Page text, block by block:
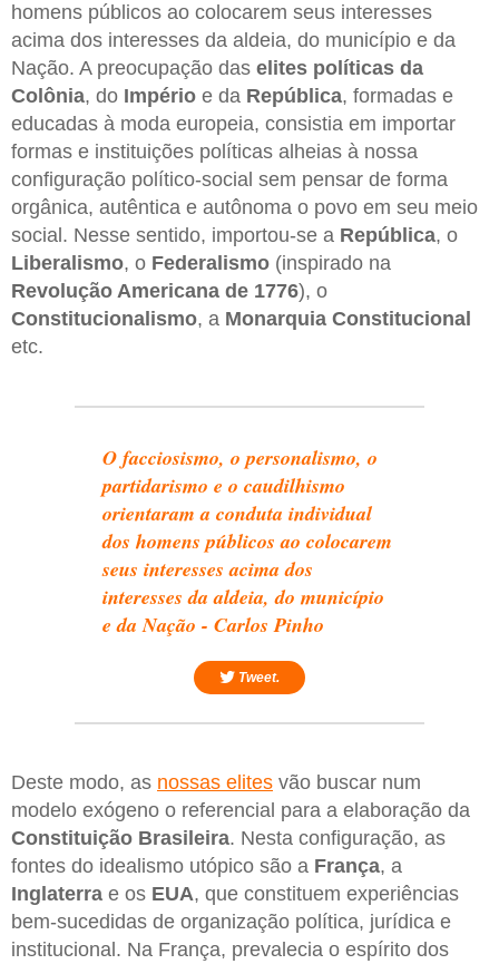
homens públicos ao colocarem seus interesses
acima dos interesses da aldeia, do município e da
Nação. A preocupação das elites políticas da
Colônia, do Império e da República, formadas e
educadas à moda europeia, consistia em importar
formas e instituições políticas alheias à nossa
configuração político-social sem pensar de forma
orgânica, autêntica e autônoma o povo em seu meio
social. Nesse sentido, importou-se a República, o
Liberalismo, o Federalismo (inspirado na
Revolução Americana de 1776), o
Constitucionalismo, a Monarquia Constitucional
etc.
O facciosismo, o personalismo, o
partidarismo e o caudilhismo
orientaram a conduta individual
dos homens públicos ao colocarem
seus interesses acima dos
interesses da aldeia, do município
e da Nação - Carlos Pinho
Tweet.
Deste modo, as nossas elites vão buscar num
modelo exógeno o referencial para a elaboração da
Constituição Brasileira. Nesta configuração, as
fontes do idealismo utópico são a França, a
Inglaterra e os EUA, que constituem experiências
bem-sucedidas de organização política, jurídica e
institucional. Na França, prevalecia o espírito dos